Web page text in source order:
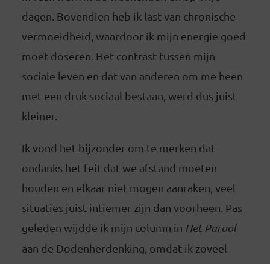
dagen. Bovendien heb ik last van chronische
vermoeidheid, waardoor ik mijn energie goed
moet doseren. Het contrast tussen mijn
sociale leven en dat van anderen om me heen
met een druk sociaal bestaan, werd dus juist
kleiner.
Ik vond het bijzonder om te merken dat
ondanks het feit dat we afstand moeten
houden en elkaar niet mogen aanraken, veel
situaties juist intiemer zijn dan voorheen. Pas
geleden wijdde ik mijn column in Het Parool
aan de Dodenherdenking, omdat ik zoveel